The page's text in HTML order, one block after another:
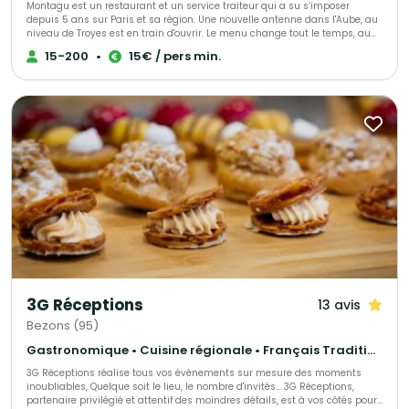
Montagu est un restaurant et un service traiteur qui a su s’imposer
depuis 5 ans sur Paris et sa région. Une nouvelle antenne dans l'Aube, au
niveau de Troyes est en train d'ouvrir. Le menu change tout le temps, au
gré des saisons et des tendances mais surtout au gré de vos envies et de
vos attentes. Que vous soyez amateur de viande ou de poisson,
plateaux repas. Pour déjeuner ou dîner, pour vos événements privés ou
professionnels, faites nous confiance
15-200 • 15€ / pers min.
3G Réceptions 13 avis
Bezons (95)
Gastronomique • Cuisine régionale • Français Traditionnel
3G Réceptions réalise tous vos évènements sur mesure des moments
inoubliables, Quelque soit le lieu, le nombre d'invités... 3G Réceptions,
partenaire privilégié et attentif des moindres détails, est à vos côtés pour